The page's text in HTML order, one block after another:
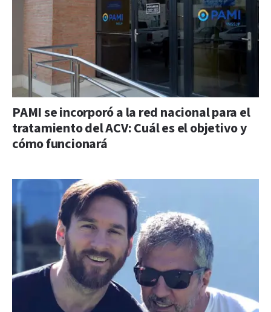
PAMI se incorporó a la red nacional para el
tratamiento del ACV: Cuál es el objetivo y
cómo funcionará